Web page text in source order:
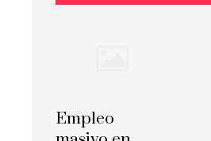
Empleo